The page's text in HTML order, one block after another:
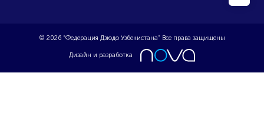
© 2026 “Федерация Дзюдо Узбекистана” Все права защищены
Дизайн и разработка